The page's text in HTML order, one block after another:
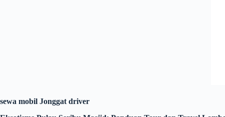
sewa mobil Jonggat driver